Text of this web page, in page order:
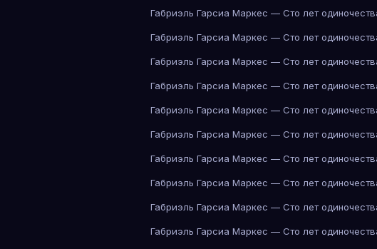
Габриэль Гарсиа Маркес — Сто лет
Габриэль Гарсиа Маркес — Сто лет
Габриэль Гарсиа Маркес — Сто лет
Габриэль Гарсиа Маркес — Сто лет
Габриэль Гарсиа Маркес — Сто лет
Габриэль Гарсиа Маркес — Сто лет
Габриэль Гарсиа Маркес — Сто лет
Габриэль Гарсиа Маркес — Сто лет
Габриэль Гарсиа Маркес — Сто лет
Габриэль Гарсиа Маркес — Сто лет